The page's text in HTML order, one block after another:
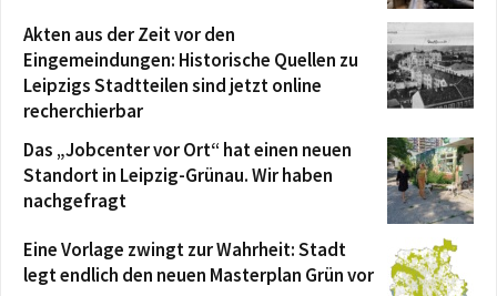
Akten aus der Zeit vor den
Eingemeindungen: Historische Quellen zu
Leipzigs Stadtteilen sind jetzt online
recherchierbar
Das „Jobcenter vor Ort“ hat einen neuen
Standort in Leipzig-Grünau. Wir haben
nachgefragt
Eine Vorlage zwingt zur Wahrheit: Stadt
legt endlich den neuen Masterplan Grün vor